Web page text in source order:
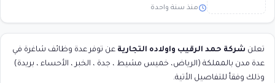
منذ سنة واحدة
تعلن شركة حمد الرقيب واولاده التجارية عن توفر عدة وظائف شاغرة في
عدة مدن بالمملكة (الرياض، خميس مشيط ، جدة ، الخبر ، الأحساء ، بريدة)
وذلك وفقأ للتفاصيل الأتية.